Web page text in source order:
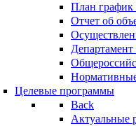
План график
Отчет об
Целевые программы
Back
Актуальные